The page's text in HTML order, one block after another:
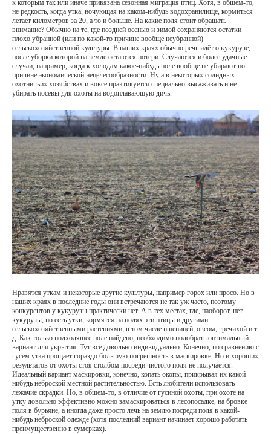
к которым так или иначе привязана сезонная миграция птиц. Хотя, в общем-то,
не редкость, когда утка, ночующая на каком-нибудь водохранилище, кормиться
летает километров за 20, а то и больше. На какие поля стоит обращать
внимание? Обычно на те, где поздней осенью и зимой сохраняются остатки
плохо убранной (или по какой-то причине вообще неубранной)
сельскохозяйственной культуры. В наших краях обычно речь идёт о кукурузе,
после уборки которой на земле остаются потери. Случаются и более удачные
случаи, например, когда к холодам какое-нибудь поле вообще не убирают по
причине экономической нецелесообразности. Ну а в некоторых солидных
охотничьих хозяйствах и вовсе практикуется специально высаживать и не
убирать посевы для охоты на водоплавающую дичь.
Нравятся уткам и некоторые другие культуры, например горох или просо. Но в
наших краях в последние годы они встречаются не так уж часто, поэтому
конкурентов у кукурузы практически нет. А в тех местах, где, наоборот, нет
кукурузы, но есть утки, кормятся на полях эти птицы и другими
сельскохозяйственными растениями, в том числе пшеницей, овсом, гречихой и т.
д. Как только подходящее поле найдено, необходимо подобрать оптимальный
вариант для укрытия. Тут всё довольно индивидуально. Конечно, по сравнению с
гусем утка прощает гораздо большую погрешность в маскировке. Но и хороших
результатов от охоты стоя столбом посреди чистого поля не получается.
Идеальный вариант маскировки, конечно, копать окопы, прикрывая их какой-
нибудь неброской местной растительностью. Есть любители использовать
лежачие скрадки. Но, в общем-то, в отличие от гусиной охоты, при охоте на
утку довольно эффективно можно замаскироваться в лесопосадке, на бровке
поля в бурьяне, а иногда даже просто лечь на землю посреди поля в какой-
нибудь неброской одежде (хотя последний вариант начинает хорошо работать
преимущественно в сумерках).